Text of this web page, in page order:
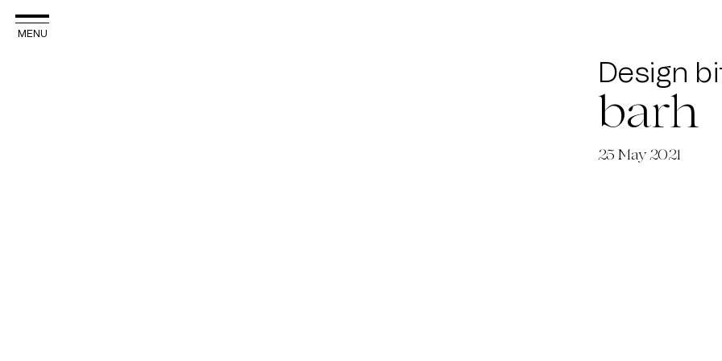
Design
barh
25 May 2021